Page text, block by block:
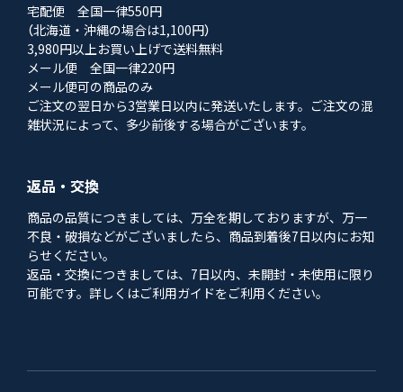
宅配便 全国一律550円
（北海道・沖縄の場合は1,100円）
3,980円以上お買い上げで送料無料
メール便 全国一律220円
メール便可の商品のみ
ご注文の翌日から3営業日以内に発送いたします。ご注文の混
雑状況によって、多少前後する場合がございます。
返品・交換
商品の品質につきましては、万全を期しておりますが、万一
不良・破損などがございましたら、商品到着後7日以内にお知
らせください。
返品・交換につきましては、7日以内、未開封・未使用に限り
可能です。詳しくはご利用ガイドをご利用ください。